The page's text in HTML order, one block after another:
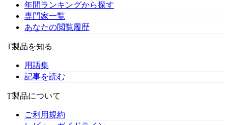
年間ランキングから探す
専門家一覧
あなたの閲覧履歴
製品を知る
用語集
記事を読む
製品について
ご利用規約